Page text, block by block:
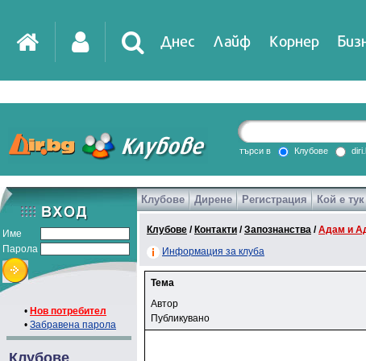
Днес Лайф Корнер
търси в Клубове
Име
Парола
• Нов потребител
• Забравена парола
Клубове
Клубове Дирене Регистрация Кой е тук
Клубове / Контакти /Запознанства /Адам и
Информация за клуба
Тема
Автор
Публикувано